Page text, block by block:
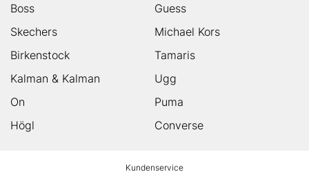
Boss
Guess
Skechers
Michael Kors
Birkenstock
Tamaris
Kalman & Kalman
Ugg
On
Puma
Högl
Converse
Kundenservice